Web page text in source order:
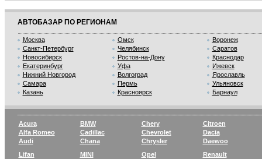
АВТОБАЗАР ПО РЕГИОНАМ
Москва
Санкт-Петербург
Новосибирск
Екатеринбург
Нижний Новгород
Самара
Казань
Омск
Челябинск
Ростов-на-Дону
Уфа
Волгоград
Пермь
Красноярск
Воронеж
Саратов
Краснодар
Ижевск
Ярославль
Ульяновск
Барнаул
Acura
Alfa Romeo
Audi
BMW
Cadillac
Chana
Chery
Chevrolet
Chrysler
Citroen
Dacia
Daewoo
Lifan
MINI
Opel
Renault